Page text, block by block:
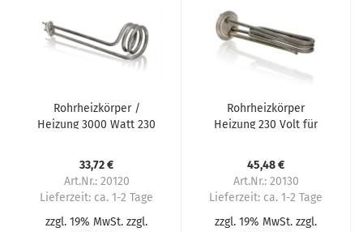
Rohrheizkörper /
Heizung 3000 Watt 230
33,72 €
Art.Nr.: 20120
Lieferzeit: ca. 1-2 Tage
zzgl. 19% MwSt. zzgl.
Rohrheizkörper
Heizung 230 Volt für
45,48 €
Art.Nr.: 20130
Lieferzeit: ca. 1-2 Tage
zzgl. 19% MwSt. zzgl.